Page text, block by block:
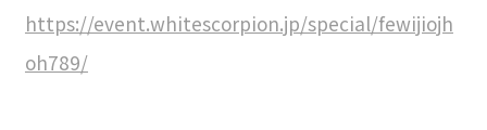
https://event.whitescorpion.jp/special/fewijiojh
oh789/